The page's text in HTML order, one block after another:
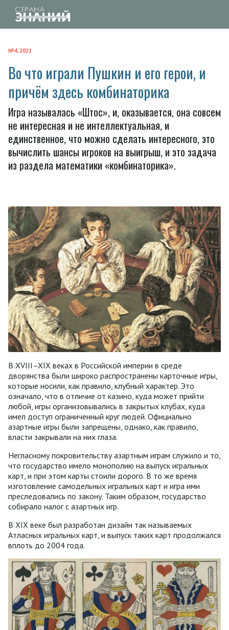
№4, 2021
Во что играли Пушкин и его герои, и
причём здесь комбинаторика
Игра называлась «Штос», и, оказывается, она совсем
не интересная и не интеллектуальная, и
единственное, что можно сделать интересного, это
вычислить шансы игроков на выигрыш, и это задача
из раздела математики «комбинаторика».
В XVIII–XIX веках в Российской империи в среде
дворянства были широко распространены карточные игры,
которые носили, как правило, клубный характер. Это
означало, что в отличие от казино, куда может прийти
любой, игры организовывались в закрытых клубах, куда
имел доступ ограниченный круг людей. Официально
азартные игры были запрещены, однако, как правило,
власти закрывали на них глаза.
Негласному покровительству азартным играм служило и то,
что государство имело монополию на выпуск игральных
карт, и при этом карты стоили дорого. В то же время
изготовление самодельных игральных карт и игра ими
преследовались по закону. Таким образом, государство
собирало налог с азартных игр.
В XIX веке был разработан дизайн так называемых
Атласных игральных карт, и выпуск таких карт продолжался
вплоть до 2004 года.